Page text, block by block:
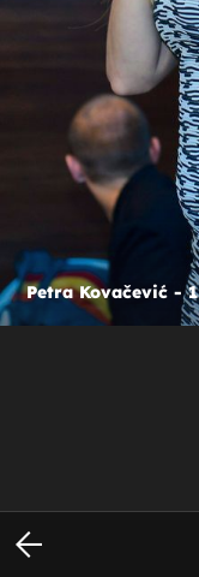
Petra Kovačević - 1